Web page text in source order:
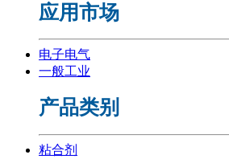
应用市场
电子电气
一般工业
产品类别
粘合剂